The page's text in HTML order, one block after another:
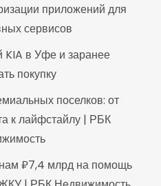
приложений для
сервисов
KIA в Уфе и заранее
покупку
поселков: от
к лайфстайлу | РБК
₽7,4 млрд на помощь